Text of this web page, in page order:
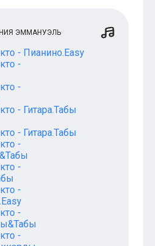
ЭММАНУЭЛЬ
- Пианино.Easy
-
-
- Гитара.Табы
- Гитара.Табы
-
-
-
-
-